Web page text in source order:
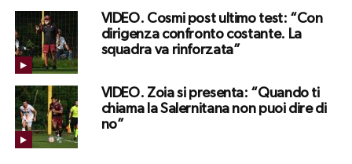
VIDEO. Cosmi post ultimo test: “Con
dirigenza confronto costante. La
squadra va rinforzata”
VIDEO. Zoia si presenta: “Quando ti
chiama la Salernitana non puoi dire di
no”